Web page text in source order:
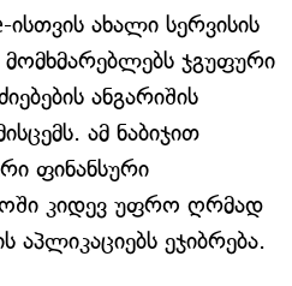
ახალი სერვისის
ჯგუფური
ანგარიშის
ამ ნაბიჯით
ფინანსური
კიდევ უფრო ღრმად
აპლიკაციებს ეჯიბრება.